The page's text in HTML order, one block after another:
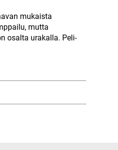
mukaista
mutta
osalta urakalla. Peli-